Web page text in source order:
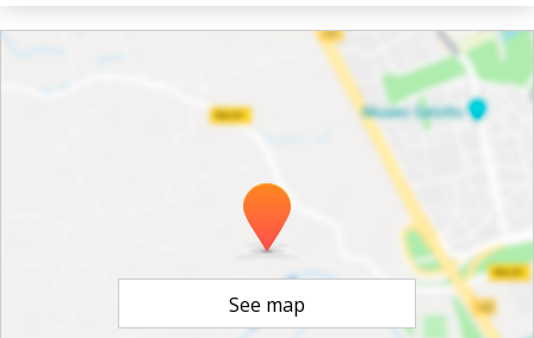
See map